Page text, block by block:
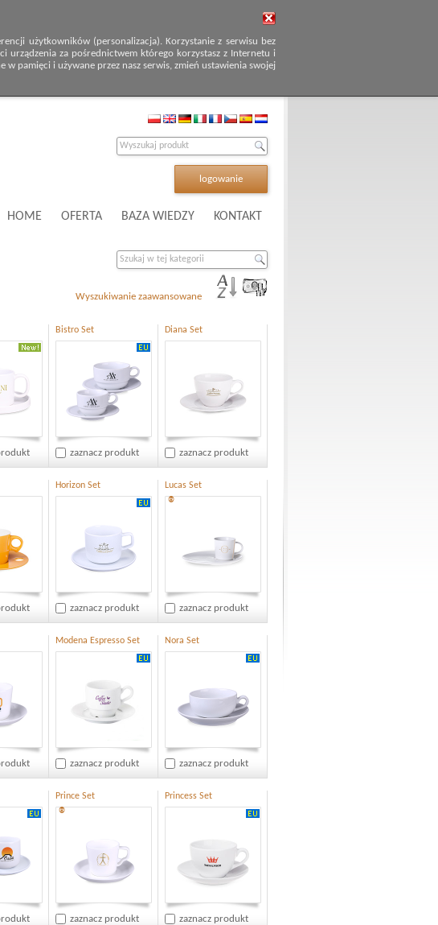
użytkowników (personalizacja). Korzystanie z serwisu bez
urządzenia za pośrednictwem którego korzystasz z Internetu i
w pamięci i używane przez nasz serwis, zmień ustawienia swojej
logowanie
HOME OFERTA BAZA WIEDZY KONTAKT
Wyszukiwanie zaawansowane
Bistro Set
zaznacz produkt
Diana Set
zaznacz produkt
Horizon Set
zaznacz produkt
Lucas Set
®
zaznacz produkt
Modena Espresso Set
zaznacz produkt
Nora Set
zaznacz produkt
Prince Set
®
zaznacz produkt
Princess Set
zaznacz produkt